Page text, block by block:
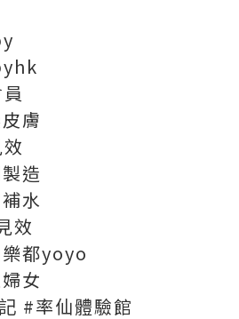
膚
造
水
效
都yoyo
女
#率仙體驗館